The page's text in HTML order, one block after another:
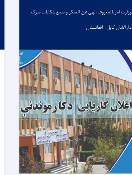
وزارت امربالمعروف، نهی عن المنکر و سمع شکایات،سرک
دارالامان کابل_ افغانستان